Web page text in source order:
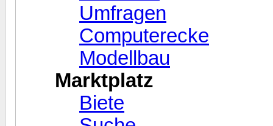
Umfragen
Computerecke
Modellbau
Marktplatz
Biete